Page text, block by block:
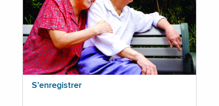
S’enregistrer